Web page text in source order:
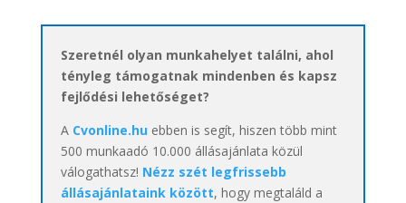
Szeretnél olyan munkahelyet találni, ahol
tényleg támogatnak mindenben és kapsz
fejlődési lehetőséget?
A Cvonline.huebben is segít, hiszen több mint
500 munkaadó 10.000 állásajánlata közül
válogathatsz! Nézz szét legfrissebb
állásajánlataink között, hogy megtaláld a